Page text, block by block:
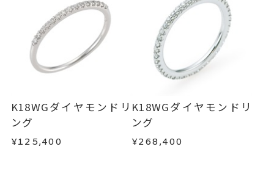
※お急ぎの方はご注文前にお問い合わせくださ
い。事前に現在の納期状況を確認いたします。
お届け予定日はご注文から2営業日以内にメールに
こちら
・過度な交換・返品を繰り返している場合
商品の品質には万全を期しておりますが、万が一
不良品の場合、またはご注文のお品と異なる場合
は、早急に商品を交換させていただきます。
はお問い合わせフォームよりご連絡ください。
この場合の返送料は弊社にて負担いたしますの
で、着払いにてご返送ください。
詳細はこちら
K18WGダイヤモンドリ
ング
¥125,400
K18WGダイヤモンドリ
ング
¥268,400